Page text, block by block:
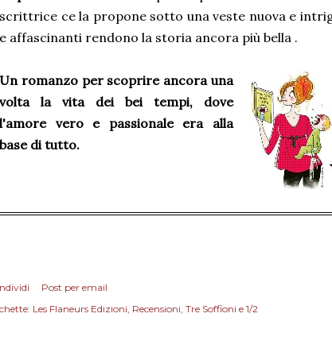
scrittrice ce la propone sotto una veste nuova e
e affascinanti rendono la storia ancora più bella .
Un romanzo per scoprire ancora una
volta la vita dei bei tempi, dove
l'amore vero e passionale era alla
base di tutto.
Post per email
Les Flaneurs Edizioni Recensioni Tre Soffioni e 1/2